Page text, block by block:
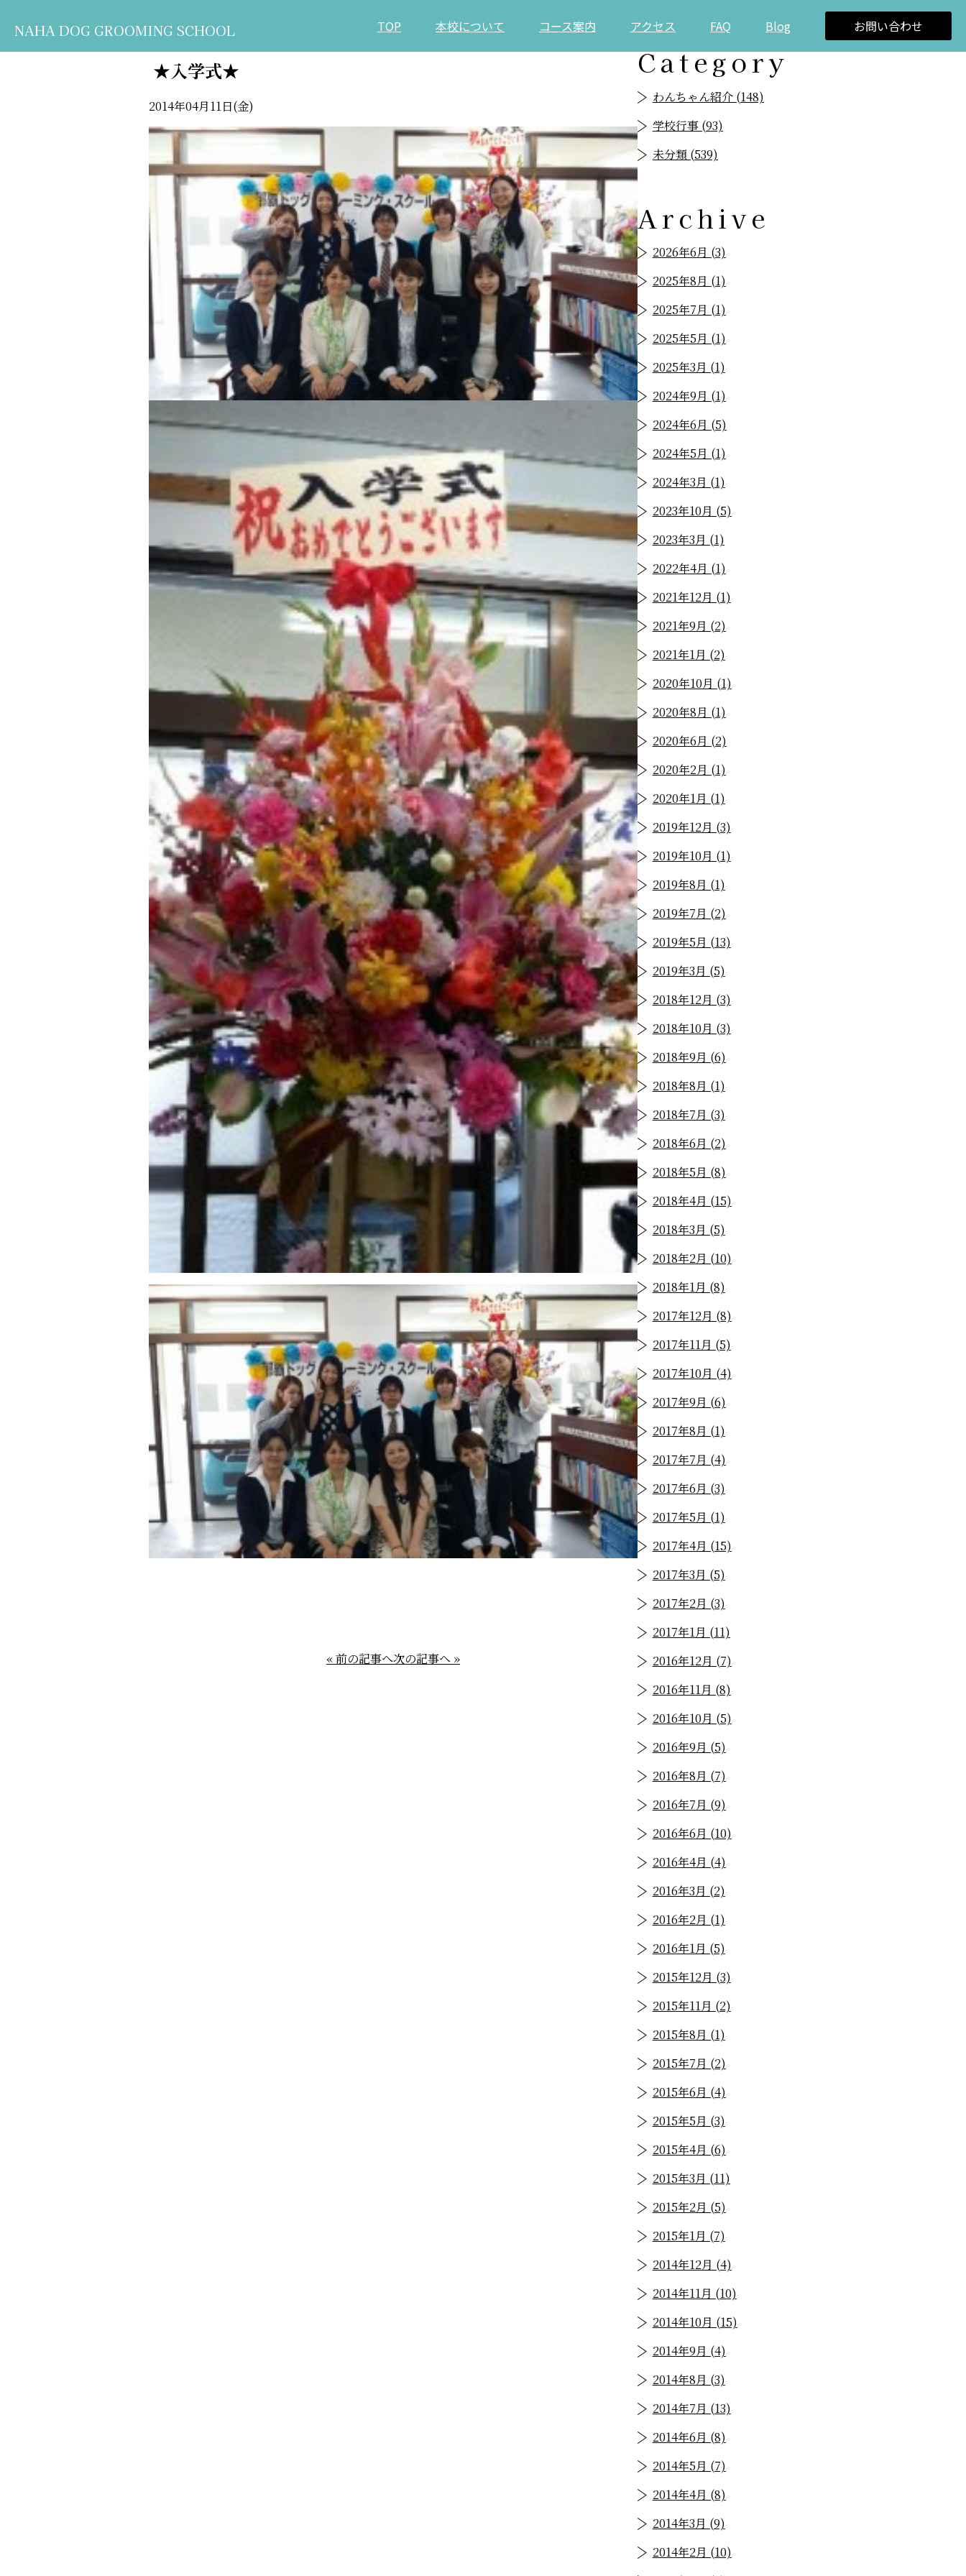
TOP 本校について コース案内 アクセス FAQ Blog お問い合わせ
NAHA DOG GROOMING SCHOOL
★入学式★
2014年04月11日(金)
« 前の記事へ次の記事へ »
Category
わんちゃん紹介 (148)
学校行事 (93)
未分類 (539)
Archive
2026年6月 (3)
2025年8月 (1)
2025年7月 (1)
2025年5月 (1)
2025年3月 (1)
2024年9月 (1)
2024年6月 (5)
2024年5月 (1)
2024年3月 (1)
2023年10月 (5)
2023年3月 (1)
2022年4月 (1)
2021年12月 (1)
2021年9月 (2)
2021年1月 (2)
2020年10月 (1)
2020年8月 (1)
2020年6月 (2)
2020年2月 (1)
2020年1月 (1)
2019年12月 (3)
2019年10月 (1)
2019年8月 (1)
2019年7月 (2)
2019年5月 (13)
2019年3月 (5)
2018年12月 (3)
2018年10月 (3)
2018年9月 (6)
2018年8月 (1)
2018年7月 (3)
2018年6月 (2)
2018年5月 (8)
2018年4月 (15)
2018年3月 (5)
2018年2月 (10)
2018年1月 (8)
2017年12月 (8)
2017年11月 (5)
2017年10月 (4)
2017年9月 (6)
2017年8月 (1)
2017年7月 (4)
2017年6月 (3)
2017年5月 (1)
2017年4月 (15)
2017年3月 (5)
2017年2月 (3)
2017年1月 (11)
2016年12月 (7)
2016年11月 (8)
2016年10月 (5)
2016年9月 (5)
2016年8月 (7)
2016年7月 (9)
2016年6月 (10)
2016年4月 (4)
2016年3月 (2)
2016年2月 (1)
2016年1月 (5)
2015年12月 (3)
2015年11月 (2)
2015年8月 (1)
2015年7月 (2)
2015年6月 (4)
2015年5月 (3)
2015年4月 (6)
2015年3月 (11)
2015年2月 (5)
2015年1月 (7)
2014年12月 (4)
2014年11月 (10)
2014年10月 (15)
2014年9月 (4)
2014年8月 (3)
2014年7月 (13)
2014年6月 (8)
2014年5月 (7)
2014年4月 (8)
2014年3月 (9)
2014年2月 (10)